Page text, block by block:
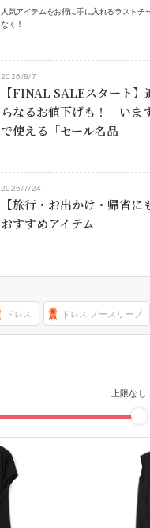
人気アイテムをお得に手に入れるラストチ
なく！
2026/8/7
【FINAL SALEスタート】
らなるお値下げも！ いま
で使える「セール名品」
2026/7/24
【旅行・お出かけ・帰省
おすすめアイテム
ドレス ドレス ノースリーブ
上限なし